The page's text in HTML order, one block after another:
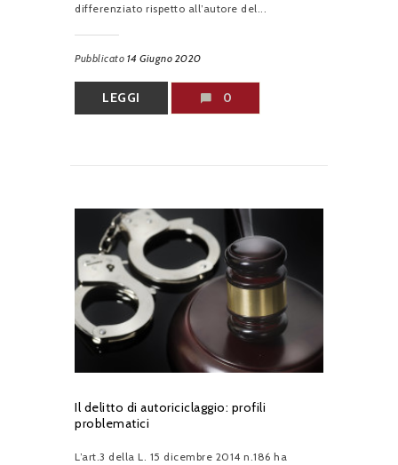
differenziato rispetto all’autore del...
Pubblicato 14 Giugno 2020
LEGGI 0
Il delitto di autoriciclaggio: profili
problematici
L’art.3 della L. 15 dicembre 2014 n.186 ha